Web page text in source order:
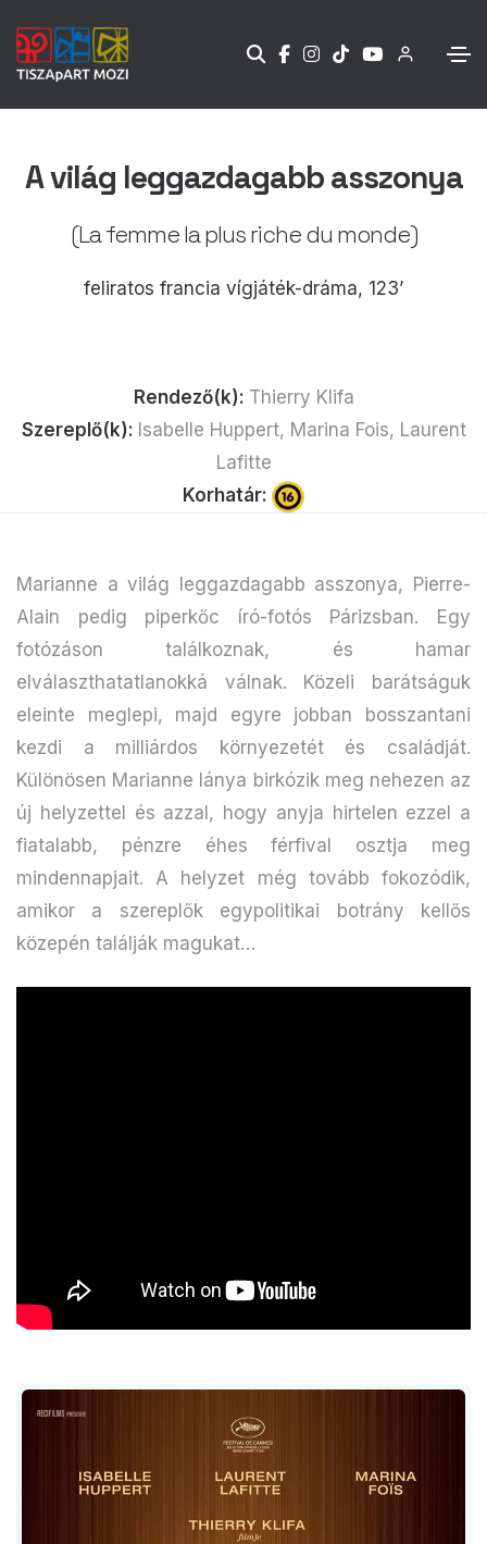
A világ leggazdagabb asszonya
(La femme la plus riche du monde)
feliratos francia vígjáték-dráma, 123’
Rendező(k): Thierry Klifa
Szereplő(k): Isabelle Huppert, Marina Fois, Laurent
Lafitte
Korhatár:
Marianne a világ leggazdagabb asszonya, Pierre-
Alain pedig piperkőc író-fotós Párizsban. Egy
fotózáson találkoznak, és hamar
elválaszthatatlanokká válnak. Közeli barátságuk
eleinte meglepi, majd egyre jobban bosszantani
kezdi a milliárdos környezetét és családját.
Különösen Marianne lánya birkózik meg nehezen az
új helyzettel és azzal, hogy anyja hirtelen ezzel a
fiatalabb, pénzre éhes férfival osztja meg
mindennapjait. A helyzet még tovább fokozódik,
amikor a szereplők egypolitikai botrány kellős
közepén találják magukat…